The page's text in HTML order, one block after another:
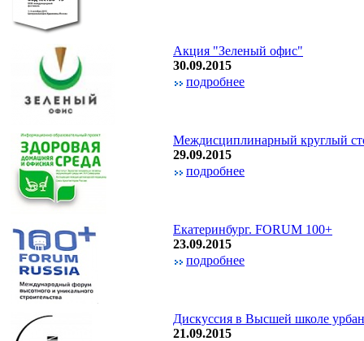
Акция "Зеленый офис"
30.09.2015
подробнее
Междисциплинарный
29.09.2015
подробнее
Екатеринбург. FORUM 100+
23.09.2015
подробнее
Дискуссия в Высшей школе
21.09.2015